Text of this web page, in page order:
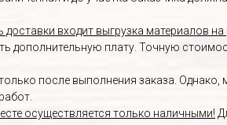
доставки входит выгрузка материалов
дополнительную плату. Точную
после выполнения заказа.
осуществляется только наличными!